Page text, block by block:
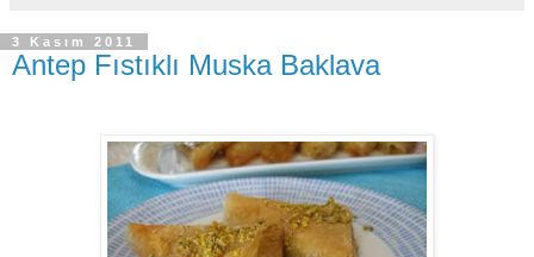
3 Kasım 2011
Antep Fıstıklı Muska Baklava